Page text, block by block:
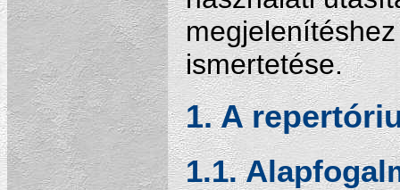
ismertetése.
1. A
1.1.